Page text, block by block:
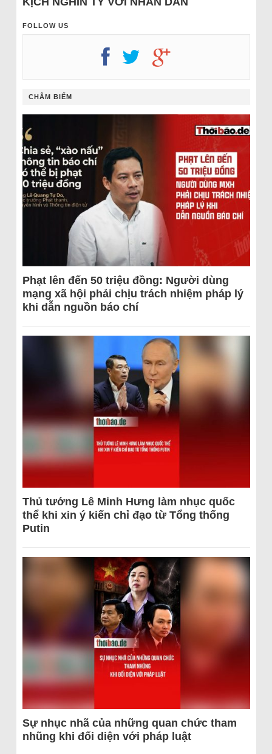
FOLLOW US
CHÂM BIẾM
Phạt lên đến 50 triệu đồng: Người dùng
mạng xã hội phải chịu trách nhiệm pháp lý
khi dẫn nguồn báo chí
Thủ tướng Lê Minh Hưng làm nhục quốc
thể khi xin ý kiến chỉ đạo từ Tổng thống
Putin
Sự nhục nhã của những quan chức tham
nhũng khi đối diện với pháp luật